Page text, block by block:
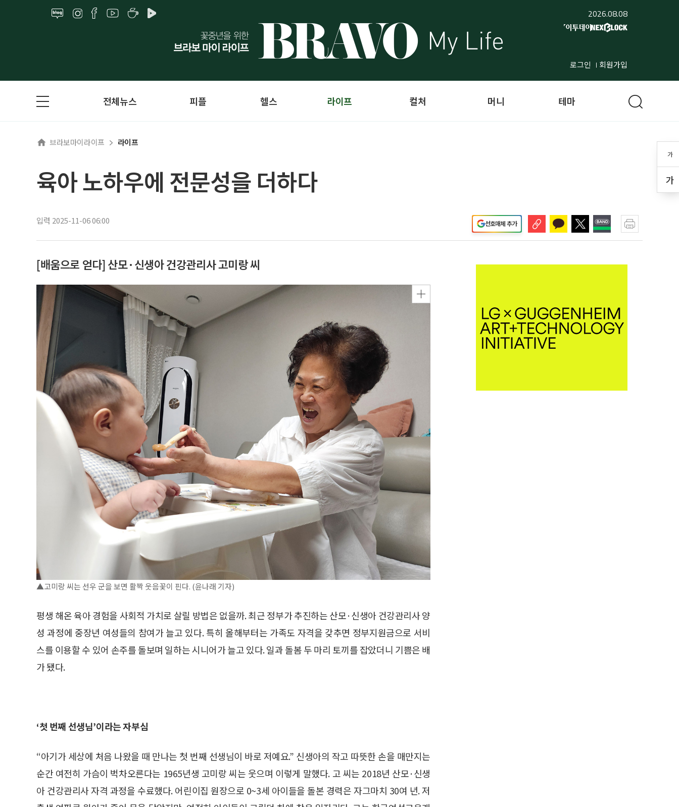
2026.08.08
로그인 회원가입
가
가
전체뉴스 피플 헬스 라이프 컬처 머니 테마
브라보마이라이프 라이프
육아 노하우에 전문성을 더하다
입력 2025-11-06 06:00 선호매체 추가
[배움으로 얻다] 산모·신생아 건강관리사 고미랑 씨
▲고미랑 씨는 선우 군을 보면 활짝 웃음꽃이 핀다. (윤나래 기자)
평생 해온 육아 경험을 사회적 가치로 살릴 방법은 없을까. 최근 정부가 추진하는 산모·신생아 건강관리사 양
성 과정에 중장년 여성들의 참여가 늘고 있다. 특히 올해부터는 가족도 자격을 갖추면 정부지원금으로 서비
스를 이용할 수 있어 손주를 돌보며 일하는 시니어가 늘고 있다. 일과 돌봄 두 마리 토끼를 잡았더니 기쁨은 배
가 됐다.
‘첫 번째 선생님’이라는 자부심
“아기가 세상에 처음 나왔을 때 만나는 첫 번째 선생님이 바로 저예요.” 신생아의 작고 따뜻한 손을 매만지는
순간 여전히 가슴이 벅차오른다는 1965년생 고미랑 씨는 웃으며 이렇게 말했다. 고 씨는 2018년 산모·신생
아 건강관리사 자격 과정을 수료했다. 어린이집 원장으로 0~3세 아이들을 돌본 경력은 자그마치 30여 년. 저